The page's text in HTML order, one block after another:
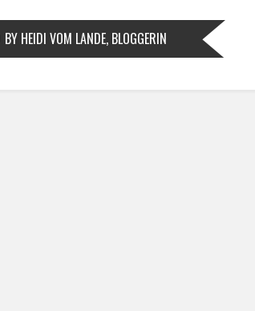
BY HEIDI VOM LANDE, BLOGGERIN